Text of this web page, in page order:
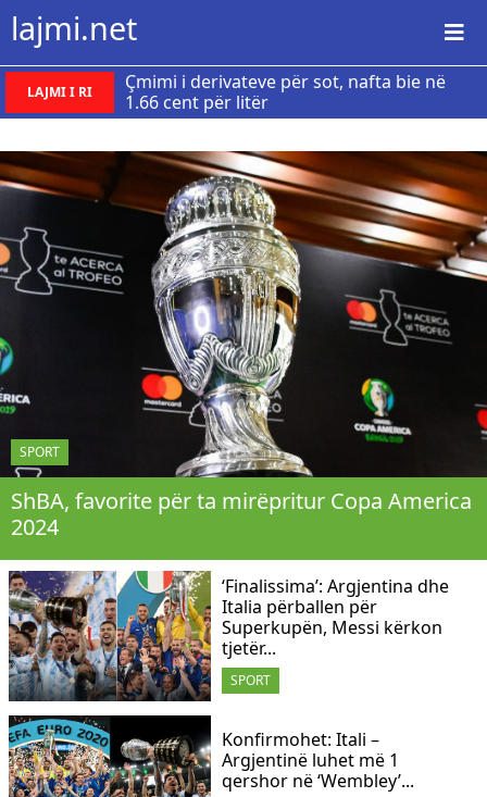
lajmi.net
LAJMI I RI
Çmimi i derivateve për sot, nafta bie në
1.66 cent për litër
SPORT
ShBA, favorite për ta mirëpritur Copa America
2024
SPORT
‘Finalissima’: Argjentina dhe
Italia përballen për
Superkupën, Messi kërkon
tjetër...
Konfirmohet: Itali –
Argjentinë luhet më 1
qershor në ‘Wembley’...